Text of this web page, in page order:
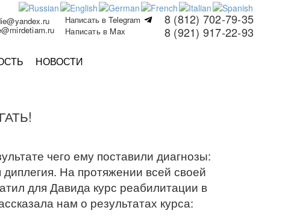
Написать в Telegram
Написать в Max
8 (812) 702-79-35
8 (921) 917-22-93
НОВОСТИ
чего ему поставили диагнозы:
На протяжении всей своей
для Давида курс реабилитации в
нам о результатах курса: